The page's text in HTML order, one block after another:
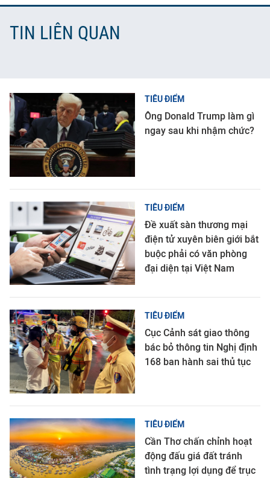
TIN LIÊN QUAN
TIÊU ĐIỂM
Ông Donald Trump làm gì
ngay sau khi nhậm chức?
TIÊU ĐIỂM
Đề xuất sàn thương mại
điện tử xuyên biên giới bắt
buộc phải có văn phòng
đại diện tại Việt Nam
TIÊU ĐIỂM
Cục Cảnh sát giao thông
bác bỏ thông tin Nghị định
168 ban hành sai thủ tục
TIÊU ĐIỂM
Cần Thơ chấn chỉnh hoạt
động đấu giá đất tránh
tình trạng lợi dụng để trục